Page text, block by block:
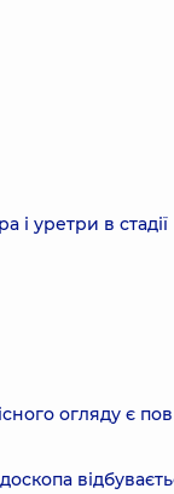
і уретри в стадії
огляду є